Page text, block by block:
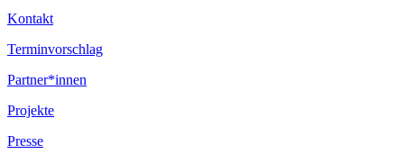
Kontakt
Terminvorschlag
Partner*innen
Projekte
Presse